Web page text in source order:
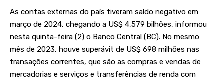
As contas externas do país tiveram saldo negativo em
março de 2024, chegando a US$ 4,579 bilhões, informou
nesta quinta-feira (2) o Banco Central (BC). No mesmo
mês de 2023, houve superávit de US$ 698 milhões nas
transações correntes, que são as compras e vendas de
mercadorias e serviços e transferências de renda com